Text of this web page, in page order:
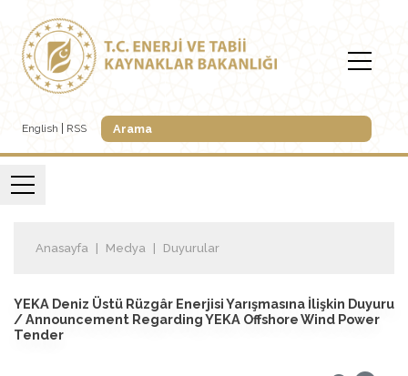
English RSS
Anasayfa Medya Duyurular
YEKA Deniz Üstü Rüzgâr Enerjisi Yarışmasına İlişkin Duyuru
/ Announcement Regarding YEKA Offshore Wind Power
Tender